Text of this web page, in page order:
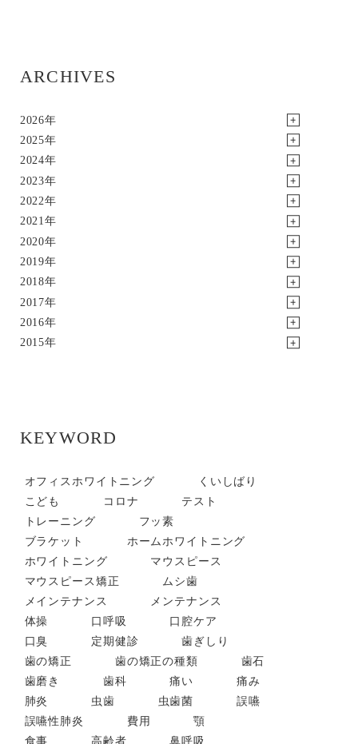
ARCHIVES
2026年
2025年
2024年
2023年
2022年
2021年
2020年
2019年
2018年
2017年
2016年
2015年
KEYWORD
オフィスホワイトニング
くいしばり
こども
コロナ
テスト
トレーニング
フッ素
ブラケット
ホームホワイトニング
ホワイトニング
マウスピース
マウスピース矯正
ムシ歯
メインテナンス
メンテナンス
体操
口呼吸
口腔ケア
口臭
定期健診
歯ぎしり
歯の矯正
歯の矯正の種類
歯石
歯磨き
歯科 痛い
痛み
肺炎
虫歯 虫歯菌
誤嚥
誤嚥性肺炎
費用
顎
食事
高齢者 鼻呼吸